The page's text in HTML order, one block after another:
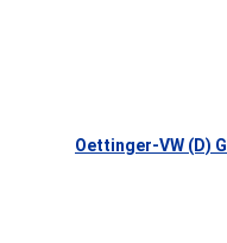
Oettinger-VW (D)